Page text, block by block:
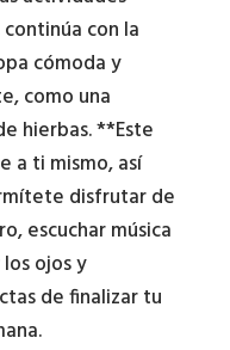
con la
cómoda y
como una
hierbas. **Este
a ti mismo, así
disfrutar de
escuchar música
ojos y
de finalizar tu